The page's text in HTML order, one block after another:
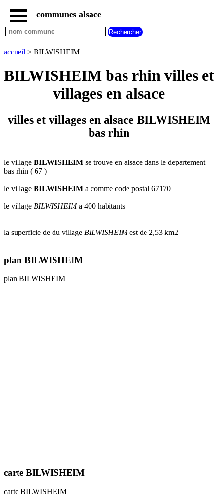
accueil
villes
rhin
commencant
A C D E F
G
L M
N
V
W X Y Z
par
A B C D
H
I J K L M
N
communes alsace
accueil > BILWISHEIM
BILWISHEIM bas rhin villes et
villages en alsace
villes et villages en alsace BILWISHEIM
bas rhin
le village BILWISHEIM se trouve en alsace dans le departement
bas rhin ( 67 )
le village BILWISHEIM a comme code postal 67170
le village BILWISHEIMa 400 habitants
la superficie de du village BILWISHEIMest de 2,53 km2
plan BILWISHEIM
plan BILWISHEIM
carte BILWISHEIM
carte BILWISHEIM